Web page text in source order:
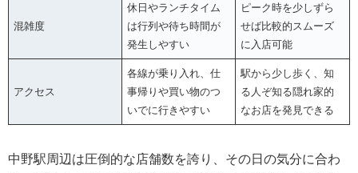
混雑度
休日やランチタイム
は行列や待ち時間が
発生しやすい
ピーク時を少しずら
せば比較的スムーズ
に入店可能
アクセス
各線が乗り入れ、仕
事帰りや買い物のつ
いでに行きやすい
駅から少し歩く、知
る人ぞ知る隠れ家的
なお店を発見できる
中野駅周辺は圧倒的な店舗数を誇り、その日の気分に合わ